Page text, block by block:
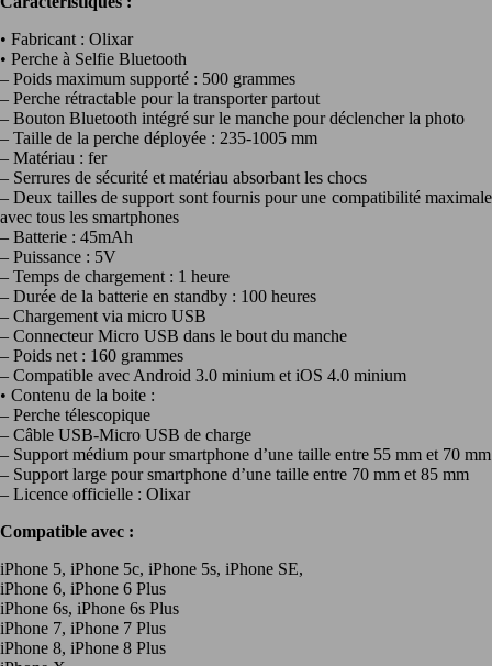
• Fabricant : Olixar
• Perche à Selfie Bluetooth
– Poids maximum supporté : 500 grammes
– Perche rétractable pour la transporter partout
– Bouton Bluetooth intégré sur le manche pour déclencher la photo
– Taille de la perche déployée : 235-1005 mm
– Matériau : fer
– Serrures de sécurité et matériau absorbant les chocs
– Deux tailles de support sont fournis pour une compatibilité maximale
avec tous les smartphones
– Batterie : 45mAh
– Puissance : 5V
– Temps de chargement : 1 heure
– Durée de la batterie en standby : 100 heures
– Chargement via micro USB
– Connecteur Micro USB dans le bout du manche
– Poids net : 160 grammes
– Compatible avec Android 3.0 minium et iOS 4.0 minium
• Contenu de la boite :
– Perche télescopique
– Câble USB-Micro USB de charge
– Support médium pour smartphone d’une taille entre 55 mm et 70 mm
– Support large pour smartphone d’une taille entre 70 mm et 85 mm
– Licence officielle : Olixar
Compatible avec :
iPhone 5, iPhone 5c, iPhone 5s, iPhone SE,
iPhone 6, iPhone 6 Plus
iPhone 6s, iPhone 6s Plus
iPhone 7, iPhone 7 Plus
iPhone 8, iPhone 8 Plus